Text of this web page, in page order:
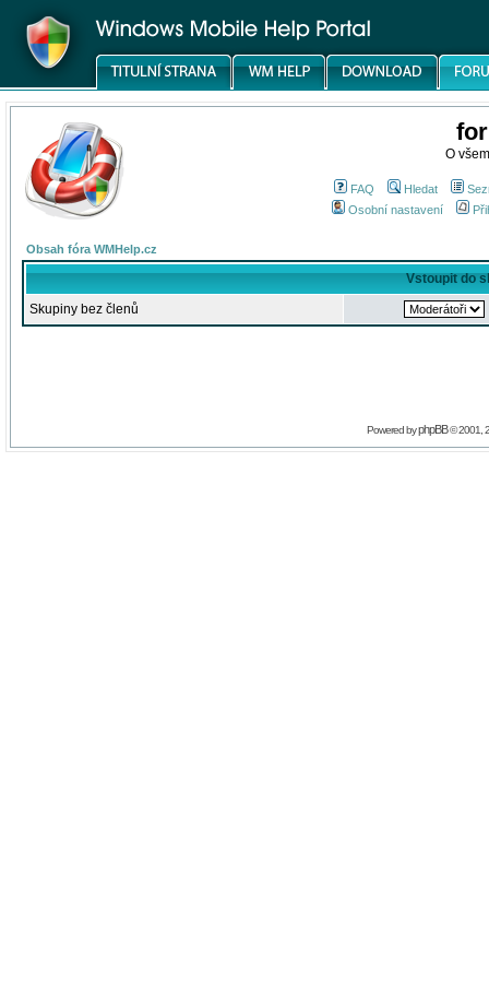
O
FAQ Hledat
Osobní nastavení
Obsah fóra WMHelp.cz
Vstoupit do
Skupiny bez členů
Powered byphpBB© 2001,